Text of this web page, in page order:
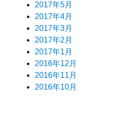
2017年5月
2017年4月
2017年3月
2017年2月
2017年1月
2016年12月
2016年11月
2016年10月